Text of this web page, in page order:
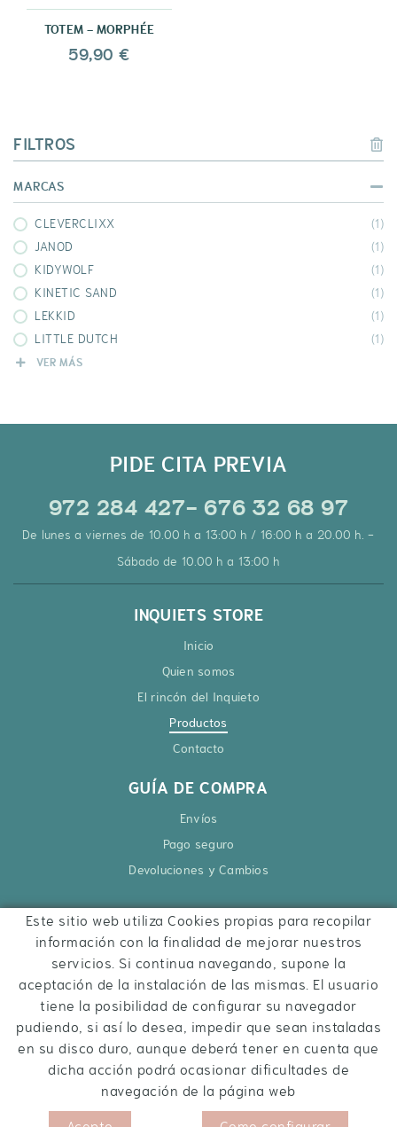
TOTEM - MORPHÉE
59,90 €
FILTROS
MARCAS
CLEVERCLIXX
(1)
JANOD
(1)
KIDYWOLF
(1)
KINETIC SAND
(1)
LEKKID
(1)
LITTLE DUTCH
(1)
MORPHÉE
VER MÁS
PIDE CITA PREVIA
972 284 427- 676 32 68 97
De lunes a viernes de 10.00 h a 13:00 h / 16:00 h a 20.00 h. -
Sábado de 10.00 h a 13:00 h
INQUIETS STORE
Inicio
Quien somos
El rincón del Inquieto
Productos
Contacto
GUÍA DE COMPRA
Envíos
Pago seguro
Devoluciones y Cambios
CONTACTO
Ctra. Besalú – Roses, 6
17740 Vilafant
972 284 427
hola@inquietsstore.com
Este sitio web utiliza Cookies propias para recopilar
información con la finalidad de mejorar nuestros
servicios. Si continua navegando, supone la
aceptación de la instalación de las mismas. El usuario
tiene la posibilidad de configurar su navegador
pudiendo, si así lo desea, impedir que sean instaladas
en su disco duro, aunque deberá tener en cuenta que
dicha acción podrá ocasionar dificultades de
navegación de la página web